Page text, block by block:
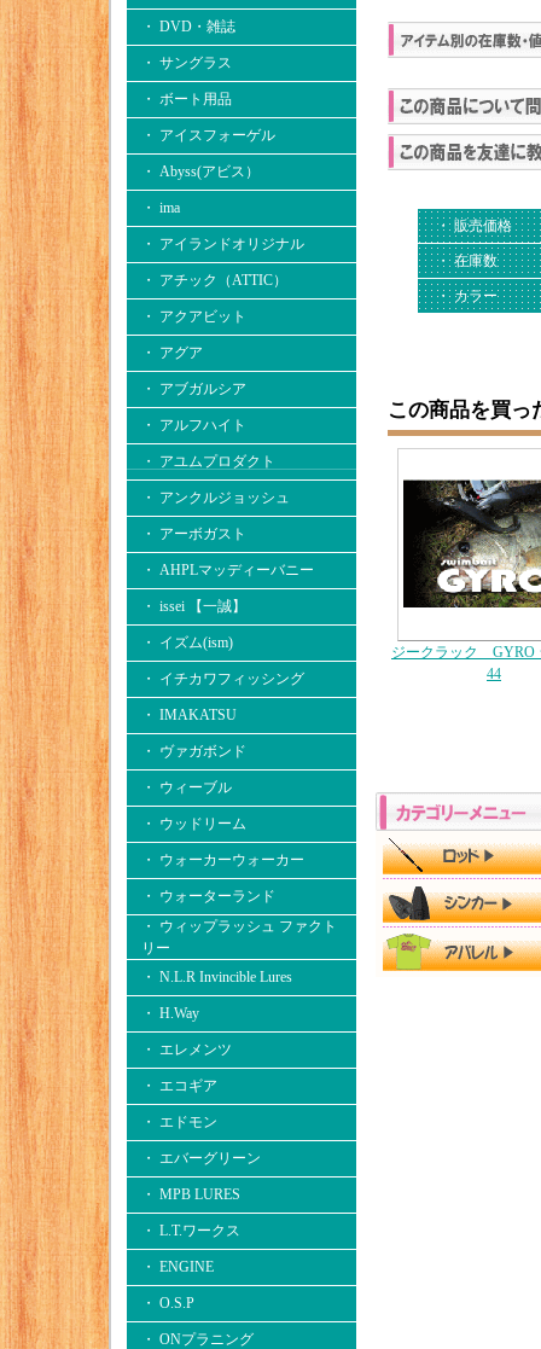
・ DVD・雑誌
・ サングラス
・ ボート用品
・ アイスフォーゲル
・ Abyss(アビス）
・ ima
・ アイランドオリジナル
・ アチック（ATTIC）
・ アクアビット
・ アグア
・ アブガルシア
・ アルフハイト
・ アユムプロダクト
・ アンクルジョッシュ
・ アーボガスト
・ AHPLマッディーバニー
・ issei 【一誠】
・ イズム(ism)
・ イチカワフィッシング
・ IMAKATSU
・ ヴァガボンド
・ ウィーブル
・ ウッドリーム
・ ウォーカーウォーカー
・ ウォーターランド
・ ウィップラッシュ ファクト
リー
・ N.L.R Invincible Lures
・ H.Way
・ エレメンツ
・ エコギア
・ エドモン
・ エバーグリーン
・ MPB LURES
・ L.T.ワークス
・ ENGINE
・ O.S.P
・ ONプラニング
・ 販売価格
・ 在庫数
・ カラー
この商品を買っ
ジークラック GYRO
44